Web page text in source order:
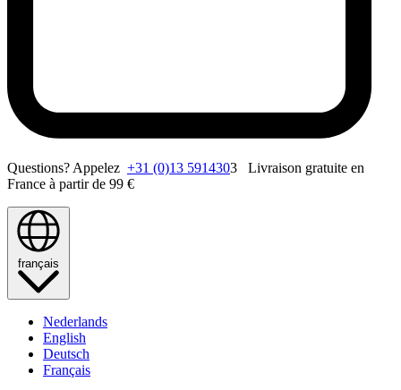
Questions? Appelez +31 (0)13 5914303 Livraison gratuite en
France à partir de 99 €
français
Nederlands
English
Deutsch
Français